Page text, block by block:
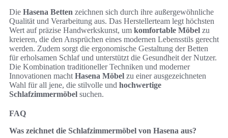
Die Hasena Betten zeichnen sich durch ihre außergewöhnliche
Qualität und Verarbeitung aus. Das Herstellerteam legt höchsten
Wert auf präzise Handwerkskunst, um komfortable Möbel zu
kreieren, die den Ansprüchen eines modernen Lebensstils gerecht
werden. Zudem sorgt die ergonomische Gestaltung der Betten
für erholsamen Schlaf und unterstützt die Gesundheit der Nutzer.
Die Kombination traditioneller Techniken und moderner
Innovationen machtHasena Möbel zu einer ausgezeichneten
Wahl für all jene, die stilvolle und hochwertige
Schlafzimmermöbel suchen.
FAQ
Was zeichnet die Schlafzimmermöbel von Hasena aus?